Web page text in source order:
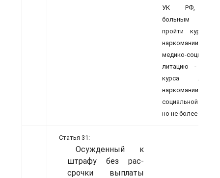
УК РФ,
больным
пройти курс
наркомании,
медико-
литацию - до
курса
наркомании и
социальной
но не более 5 лет
Статья 31:
Осужденный к
штрафу без рас­
срочки выплаты